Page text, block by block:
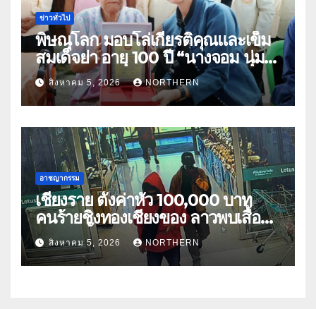
ข่าวทั่วไป
พิษณุโลก มอบโล่เกียรติคุณและเข็ม
สมเด็จย่า อายุ 100 ปี “นางจอม นุ่ม
เนตร” ตำบลบ้านกร่าง อำเภอเมือง
สิงหาคม 5, 2026 NORTHERN
อาชญากรรม
เชียงราย ตั้งค่าหัว 100,000 บาท
คนร้ายชิงทองเชียงของ ลาวพบเสื้อผ้า
คนร้ายตั้งจุดตรวจตามเส้นทาง
สิงหาคม 5, 2026 NORTHERN